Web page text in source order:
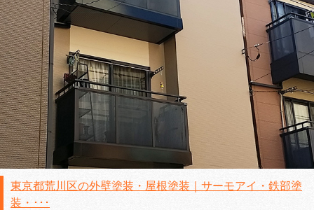
東京都荒川区の外壁塗装・屋根塗装｜サーモアイ・鉄部塗
装・･･･